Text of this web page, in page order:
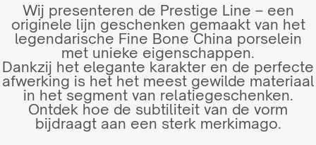
Wij presenteren de Prestige Line – een
originele lijn geschenken gemaakt van het
legendarische Fine Bone China porselein
met unieke eigenschappen.
Dankzij het elegante karakter en de perfecte
afwerking is het het meest gewilde materiaal
in het segment van relatiegeschenken.
Ontdek hoe de subtiliteit van de vorm
bijdraagt ​​aan een sterk merkimago.